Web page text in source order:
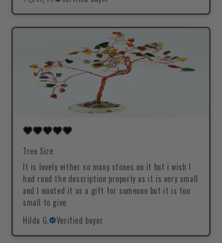
Tree Size
It is lovely either so many stones on it but i wish I
had read the description properly as it is very small
and I wanted it as a gift for someone but it is too
small to give
Hilda G.
Verified buyer